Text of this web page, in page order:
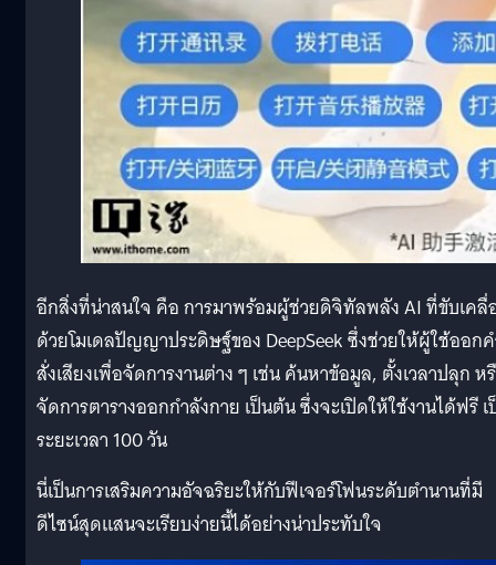
อีกสิ่งที่น่าสนใจ คือ การมาพร้อมผู้ช่วยดิจิทัลพลัง AI ที่ขับเคลื่
ด้วยโมเดลปัญญาประดิษฐ์ของ DeepSeek ซึ่งช่วยให้ผู้ใช้ออก
สั่งเสียงเพื่อจัดการงานต่าง ๆ เช่น ค้นหาข้อมูล, ตั้งเวลาปลุก ห
จัดการตารางออกกำลังกาย เป็นต้น ซึ่งจะเปิดให้ใช้งานได้ฟรี
ระยะเวลา 100 วัน
นี่เป็นการเสริมความอัจฉริยะให้กับฟีเจอร์โฟนระดับตำนานที่มี
ดีไซน์สุดแสนจะเรียบง่ายนี้ได้อย่างน่าประทับใจ